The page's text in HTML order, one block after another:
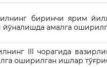
биринчи ярим
йўналишда амалга
III чорагида
оширилган ишлар